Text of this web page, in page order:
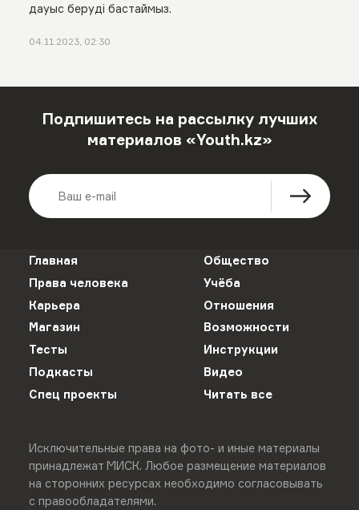
дауыс беруді бастаймыз.
04.11.2023, 02:30
Подпишитесь на рассылку лучших
материалов «Youth.kz»
Главная
Общество
Права человека
Учёба
Карьера
Отношения
Магазин
Возможности
Тесты
Инструкции
Подкасты
Видео
Спец проекты
Читать все
Исключительные права на фото- и иные материалы
принадлежат МИСК. Любое размещение материалов
на сторонних ресурсах необходимо согласовывать
с правообладателями.